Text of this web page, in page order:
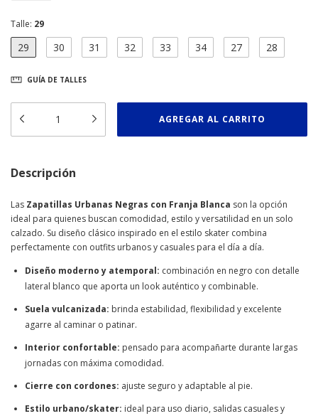
Talle: 29
29 30 31 32 33 34 27 28
GUÍA DE TALLES
Descripción
Las Zapatillas Urbanas Negras con Franja Blanca son la opción
ideal para quienes buscan comodidad, estilo y versatilidad en un solo
calzado. Su diseño clásico inspirado en el estilo skater combina
perfectamente con outfits urbanos y casuales para el día a día.
Diseño moderno y atemporal: combinación en negro con detalle
lateral blanco que aporta un look auténtico y combinable.
Suela vulcanizada: brinda estabilidad, flexibilidad y excelente
agarre al caminar o patinar.
Interior confortable: pensado para acompañarte durante largas
jornadas con máxima comodidad.
Cierre con cordones: ajuste seguro y adaptable al pie.
Estilo urbano/skater: ideal para uso diario, salidas casuales y